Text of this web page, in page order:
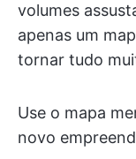
volumes
apenas um
tornar tudo
Use o mapa
novo